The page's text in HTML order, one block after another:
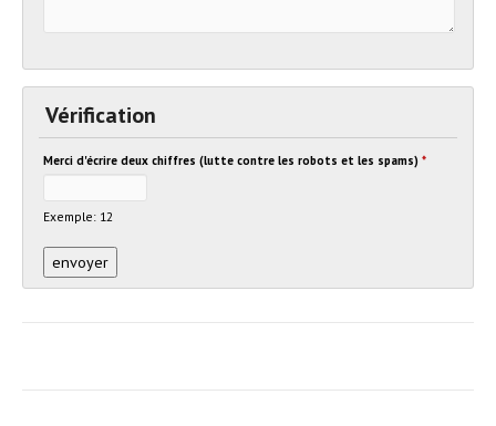
Vérification
Merci d'écrire deux chiffres (lutte contre les robots et les spams) *
Exemple: 12